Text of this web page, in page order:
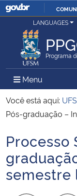
Ministério da Justiça e
Ministério da Defesa
Ministério das Relações
Ministério da Infraestrutura
Ministério da Agricultura,
LANGUAGES
Programa
Menu Menu
Você está aqui:
Pós-graduação –
Início do conteúdo
Processo
semestre